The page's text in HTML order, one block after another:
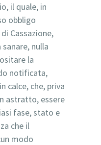
il quale, in
obbligo
Cassazione,
nulla
la
notificata,
calce, che, priva
astratto, essere
fase, stato e
che il
modo